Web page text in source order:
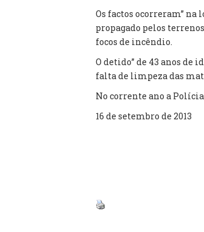
Os factos ocorreram” na
propagado pelos
focos de incêndio.
O detido” de 43 anos de
falta de limpeza das
No corrente ano a
16 de setembro de 2013